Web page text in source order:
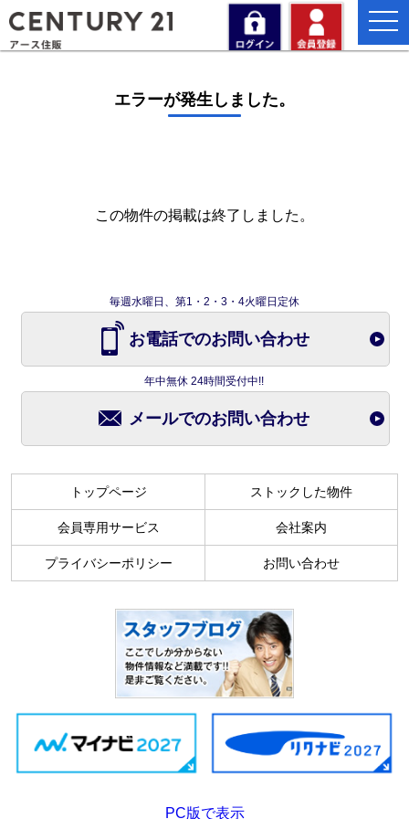
エラーが発生しました。
この物件の掲載は終了しました。
毎週水曜日、第1・2・3・4火曜日定休
お電話でのお問い合わせ
年中無休 24時間受付中!!
メールでのお問い合わせ
トップページ ストックした物件
会員専用サービス 会社案内
プライバシーポリシー お問い合わせ
PC版で表示